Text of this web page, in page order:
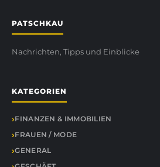
PATSCHKAU
Nachrichten, Tipps und Einblicke
KATEGORIEN
FINANZEN & IMMOBILIEN
FRAUEN / MODE
GENERAL